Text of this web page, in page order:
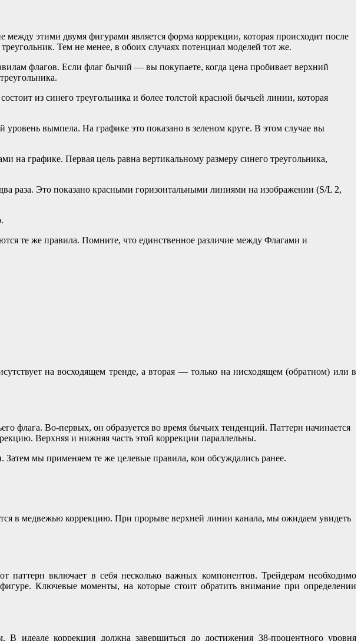
этими двумя фигурами является форма коррекции, которая происходит после
Тем не менее, в обоих случаях потенциал моделей тот же.
флагов. Если флаг бычий — вы покупаете, когда цена пробивает верхний
из синего треугольника и более толстой красной бычьей линии, которая
уровень вымпела. На графике это показано в зеленом круге. В этом случае вы
на графике. Первая цель равна вертикальному размеру синего треугольника,
раза. Это показано красными горизонтальными линиями на изображении (S/L 2,
те же правила. Помните, что единственное различие между Флагами и
на восходящем тренде, а вторая — только на нисходящем (обратном) или в
флага. Во-первых, он образуется во время бычьих тенденций. Паттерн начинается
Верхняя и нижняя часть этой коррекции параллельны.
мы применяем те же целевые правила, кои обсуждались ранее.
в медвежью коррекцию. При прорыве верхней линии канала, мы ожидаем увидеть
включает в себя несколько важных компонентов. Трейдерам необходимо
Ключевые моменты, на которые стоит обратить внимание при определении
коррекция должна завершиться до достижения 38-процентного уровня